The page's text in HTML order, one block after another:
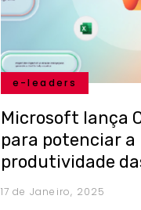
e-leaders
Microsoft lança
para potenciar a
produtividade
17 de Janeiro, 2025